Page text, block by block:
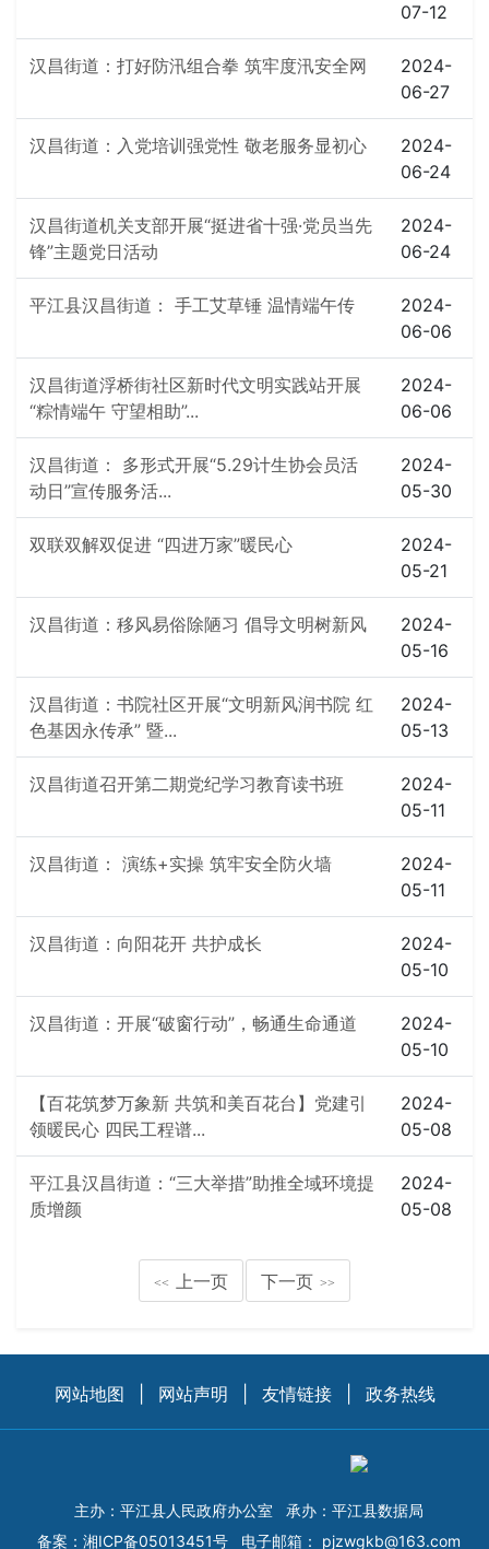
07-12
汉昌街道：打好防汛组合拳 筑牢度汛安全网
2024-
06-27
汉昌街道：入党培训强党性 敬老服务显初心
2024-
06-24
汉昌街道机关支部开展“挺进省十强·党员当先
锋”主题党日活动
2024-
06-24
平江县汉昌街道： 手工艾草锤 温情端午传
2024-
06-06
汉昌街道浮桥街社区新时代文明实践站开展
“粽情端午 守望相助”...
2024-
06-06
汉昌街道： 多形式开展“5.29计生协会员活
动日”宣传服务活...
2024-
05-30
双联双解双促进 “四进万家”暖民心
2024-
05-21
汉昌街道：移风易俗除陋习 倡导文明树新风
2024-
05-16
汉昌街道：书院社区开展“文明新风润书院 红
色基因永传承” 暨...
2024-
05-13
汉昌街道召开第二期党纪学习教育读书班
2024-
05-11
汉昌街道： 演练+实操 筑牢安全防火墙
2024-
05-11
汉昌街道：向阳花开 共护成长
2024-
05-10
汉昌街道：开展“破窗行动”，畅通生命通道
2024-
05-10
【百花筑梦万象新 共筑和美百花台】党建引
领暖民心 四民工程谱...
2024-
05-08
平江县汉昌街道：“三大举措”助推全域环境提
质增颜
2024-
05-08
<< 上一页 下一页 >>
网站地图 网站声明 友情链接 政务热线
主办：平江县人民政府办公室
承办：平江县数据局
备案： 湘ICP备05013451号 电子邮箱： pjzwgkb@163.com